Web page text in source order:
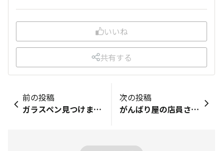
いいね
共有する
前の投稿
ガラスペン見つけました✨✒️
次の投稿
がんばり屋の店員さん☺️